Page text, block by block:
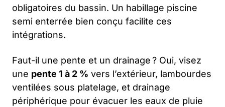
obligatoires du bassin. Un habillage piscine
semi enterrée bien conçu facilite ces
intégrations.
Faut-il une pente et un drainage ? Oui, visez
une pente 1 à 2 % vers l’extérieur, lambourdes
ventilées sous platelage, et drainage
périphérique pour évacuer les eaux de pluie